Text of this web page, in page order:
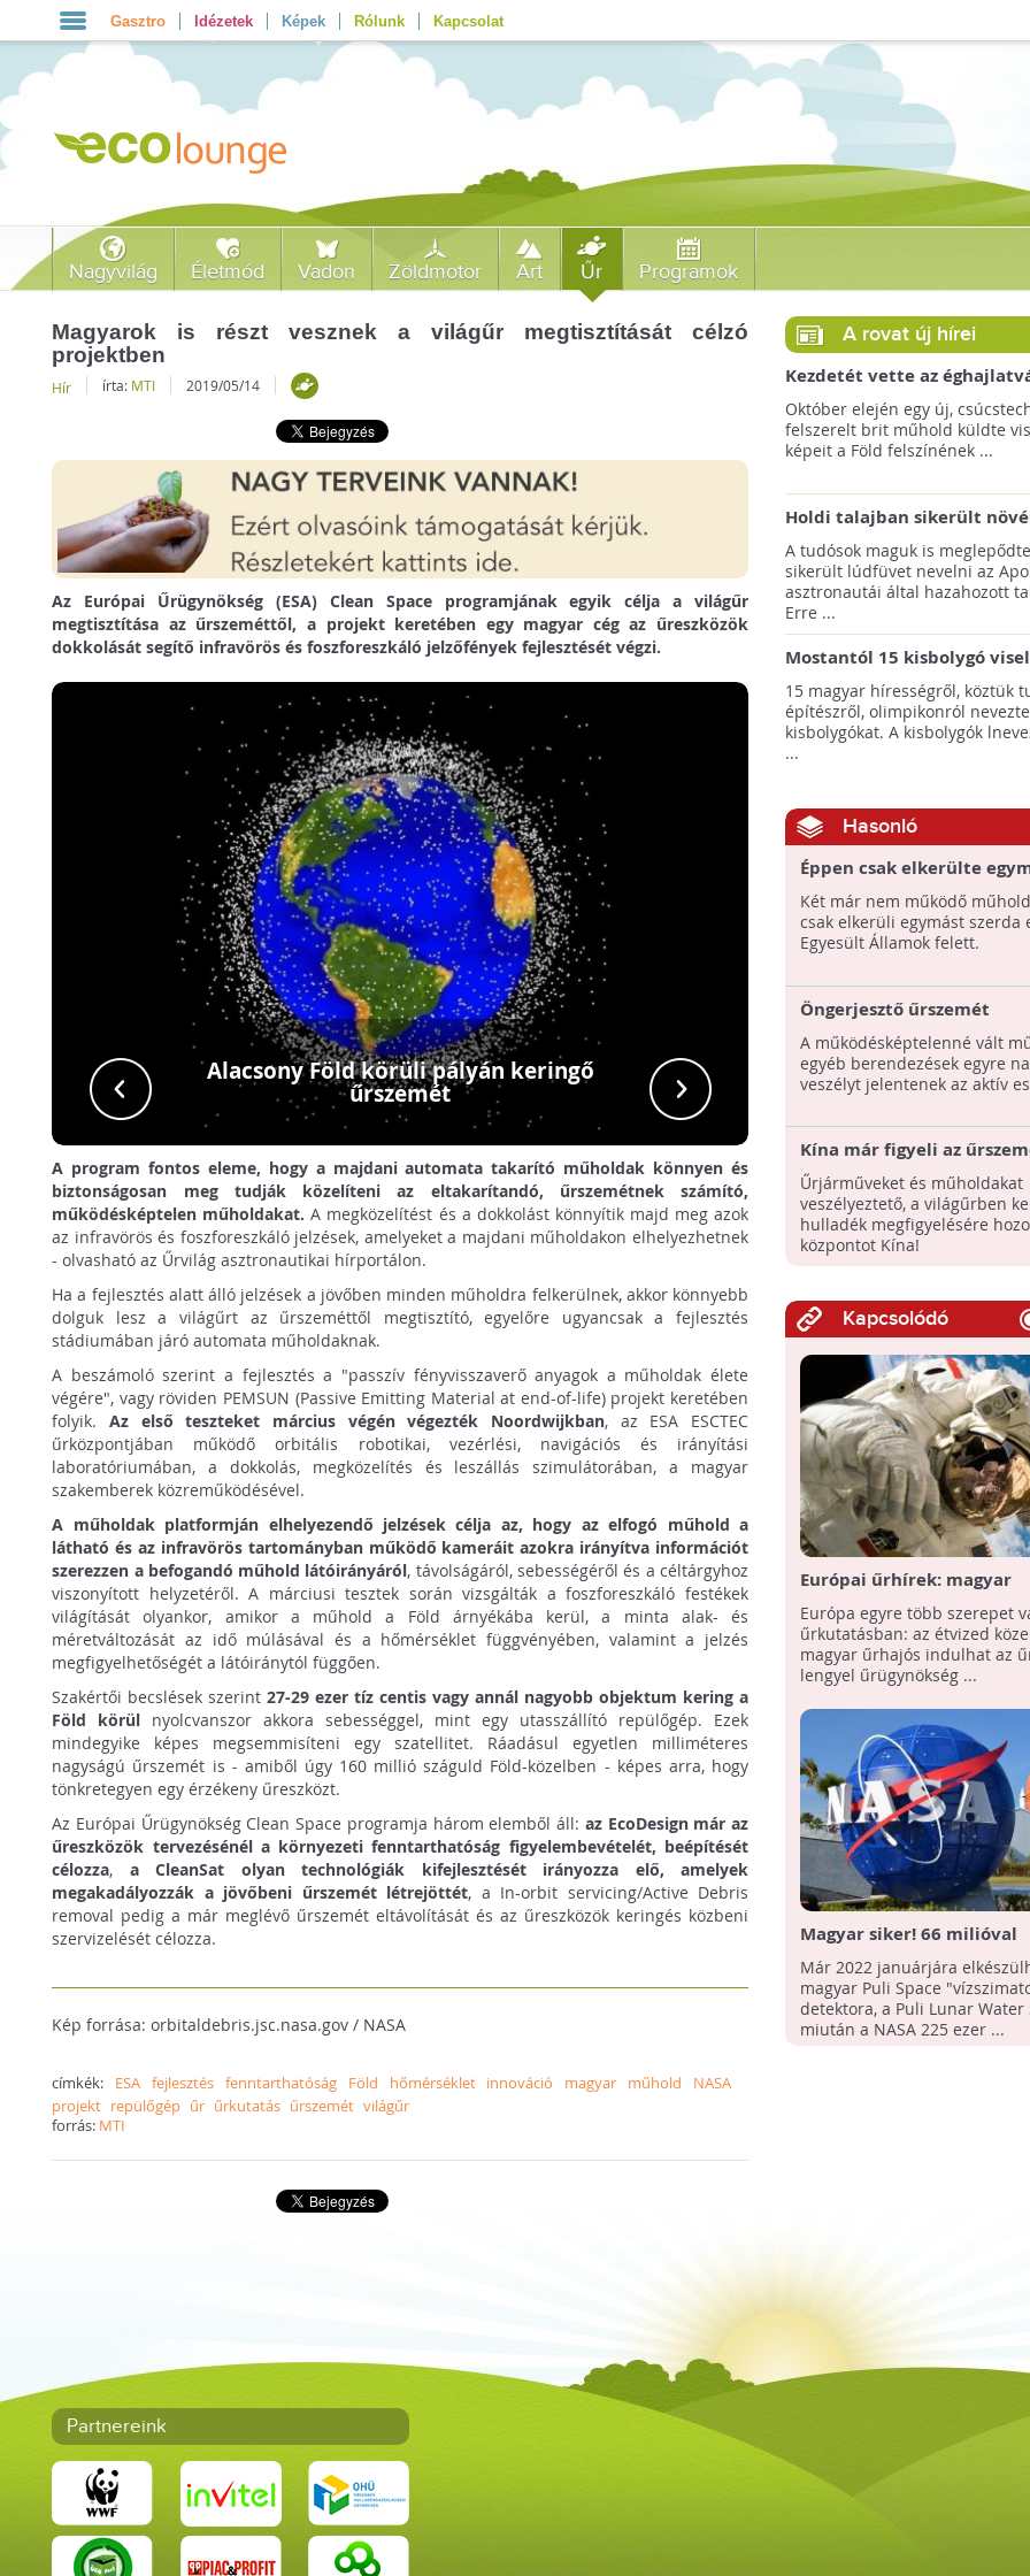
Gasztro Idézetek Képek Rólunk Kapcsolat
Nagyvilág Életmód Vadon Zöldmotor Art Űr Programok
Magyarok is részt vesznek a világűr megtisztítását célzó
projektben
Hír írta: MTI 2019/05/14
Az Európai Űrügynökség (ESA) Clean Space programjának egyik célja a világűr
megtisztítása az űrszeméttől, a projekt keretében egy magyar cég az űreszközök
dokkolását segítő infravörös és foszforeszkáló jelzőfények fejlesztését végzi.
Alacsony Föld körüli pályán keringő
űrszemét
Egy Delta
A program fontos eleme, hogy a majdani automata takarító műholdak könnyen és
biztonságosan meg tudják közelíteni az eltakarítandó, űrszemétnek számító,
működésképtelen műholdakat. A megközelítést és a dokkolást könnyítik majd meg azok
az infravörös és foszforeszkáló jelzések, amelyeket a majdani műholdakon elhelyezhetnek
- olvasható az Űrvilág asztronautikai hírportálon.
Ha a fejlesztés alatt álló jelzések a jövőben minden műholdra felkerülnek, akkor könnyebb
dolguk lesz a világűrt az űrszeméttől megtisztító, egyelőre ugyancsak a fejlesztés
stádiumában járó automata műholdaknak.
A beszámoló szerint a fejlesztés a "passzív fényvisszaverő anyagok a műholdak élete
végére", vagy röviden PEMSUN (Passive Emitting Material at end-of-life) projekt keretében
folyik. Az első teszteket március végén végezték Noordwijkban, az ESA ESCTEC
űrközpontjában működő orbitális robotikai, vezérlési, navigációs és irányítási
laboratóriumában, a dokkolás, megközelítés és leszállás szimulátorában, a magyar
szakemberek közreműködésével.
A műholdak platformján elhelyezendő jelzések célja az, hogy az elfogó műhold a
látható és az infravörös tartományban működő kameráit azokra irányítva információt
szerezzen a befogandó műhold látóirányáról, távolságáról, sebességéről és a céltárgyhoz
viszonyított helyzetéről. A márciusi tesztek során vizsgálták a foszforeszkáló festékek
világítását olyankor, amikor a műhold a Föld árnyékába kerül, a minta alak- és
méretváltozását az idő múlásával és a hőmérséklet függvényében, valamint a jelzés
megfigyelhetőségét a látóiránytól függően.
Szakértői becslések szerint27-29 ezer tíz centis vagy annál nagyobb objektum kering a
Föld körül nyolcvanszor akkora sebességgel, mint egy utasszállító repülőgép. Ezek
mindegyike képes megsemmisíteni egy szatellitet. Ráadásul egyetlen milliméteres
nagyságú űrszemét is - amiből úgy 160 millió száguld Föld-közelben - képes arra, hogy
tönkretegyen egy érzékeny űreszközt.
Az Európai Űrügynökség Clean Space programja három elemből áll: az EcoDesign már az
űreszközök tervezésénél a környezeti fenntarthatóság figyelembevételét, beépítését
célozza, a CleanSat olyan technológiák kifejlesztését irányozza elő, amelyek
megakadályozzák a jövőbeni űrszemét létrejöttét, a In-orbit servicing/Active Debris
removal pedig a már meglévő űrszemét eltávolítását és az űreszközök keringés közbeni
szervizelését célozza.
Kép forrása: orbitaldebris.jsc.nasa.gov / NASA
címkék: ESA fejlesztés fenntarthatóság Föld hőmérséklet innováció magyar műhold
NASA
projekt repülőgép űr űrkutatás űrszemét világűr
forrás: MTI
A rovat új hírei
Kezdetét vette az
megfigyelésének új korszaka
Október elején egy új,
felszerelt brit műhold küldte
képeit a Föld felszínének ...
Holdi talajban sikerült
termeszteni!
A tudósok maguk is
sikerült lúdfüvet nevelni az
asztronautái által hazahozott
Erre ...
Mostantól 15 kisbolygó
hírességek nevét
15 magyar hírességről, köztük
építészről, olimpikonról
kisbolygókat. A kisbolygók
...
Hasonló
Éppen csak elkerülte
műhold az Egyesült
Két már nem működő
csak elkerüli egymást szerda
Egyesült Államok felett.
Öngerjesztő űrszemét
A működésképtelenné vált
egyéb berendezések egyre
veszélyt jelentenek az aktív
Kína már figyeli az
Űrjárműveket és műholdakat
veszélyeztető, a világűrben
hulladék megfigyelésére
központot Kína!
Kapcsolódó
Európai űrhírek: magyar
asztronautát keresnek,
Lengyelország is
projektjeihez
Európa egyre több szerepet
űrkutatásban: az étvized
magyar űrhajós indulhat az
lengyel űrügynökség ...
Magyar siker! 66 milióval
támogatja a NASA a Puli
fejlesztését!
Már 2022 januárjára
magyar Puli Space
detektora, a Puli Lunar Water
miután a NASA 225 ezer ...
Partnereink